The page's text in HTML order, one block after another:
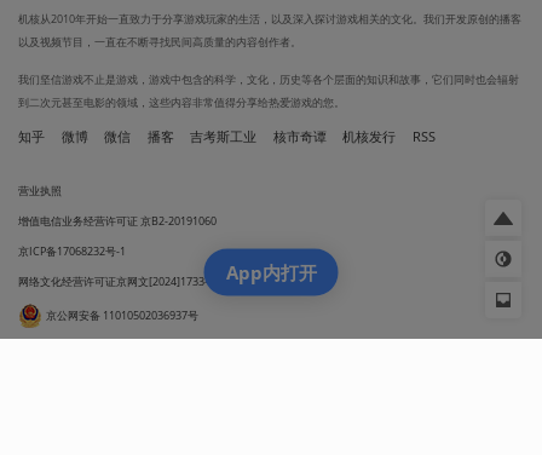
机核从2010年开始一直致力于分享游戏玩家的生活，以及深入探讨游戏相关的文化。我们开发原创的播客
以及视频节目，一直在不断寻找民间高质量的内容创作者。
我们坚信游戏不止是游戏，游戏中包含的科学，文化，历史等各个层面的知识和故事，它们同时也会辐射
到二次元甚至电影的领域，这些内容非常值得分享给热爱游戏的您。
知乎 微博 微信 播客 吉考斯工业 核市奇谭 机核发行 RSS
营业执照
增值电信业务经营许可证 京B2-20191060
京ICP备17068232号-1
网络文化经营许可证京网文[2024]1733-082号
京公网安备 11010502036937号
App内打开